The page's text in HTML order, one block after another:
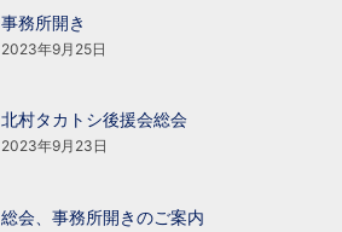
事務所開き
2023年9月25日
北村タカトシ後援会総会
2023年9月23日
総会、事務所開きのご案内